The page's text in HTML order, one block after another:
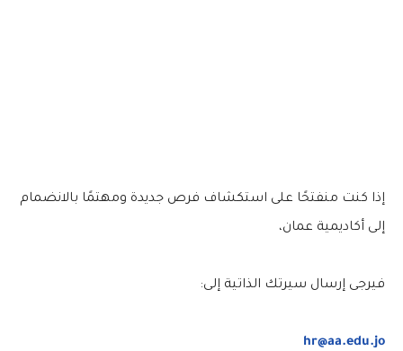
إذا كنت منفتحًا على استكشاف فرص جديدة ومهتمًا بالانضمام
إلى أكاديمية عمان،
فيرجى إرسال سيرتك الذاتية إلى:
hr@aa.edu.jo